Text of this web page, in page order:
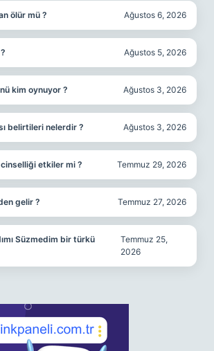
ölür mü ? Ağustos 6, 2026
Ağustos 5, 2026
kim oynuyor ? Ağustos 3, 2026
belirtileri nelerdir ? Ağustos 3, 2026
etkiler mi ? Temmuz 29, 2026
gelir ? Temmuz 27, 2026
Süzmedim bir türkü
Temmuz 25,
2026